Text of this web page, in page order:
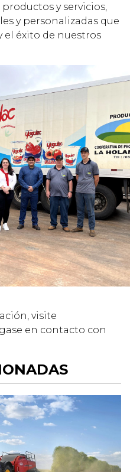
y servicios,
y personalizadas que
éxito de nuestros
visite
en contacto con